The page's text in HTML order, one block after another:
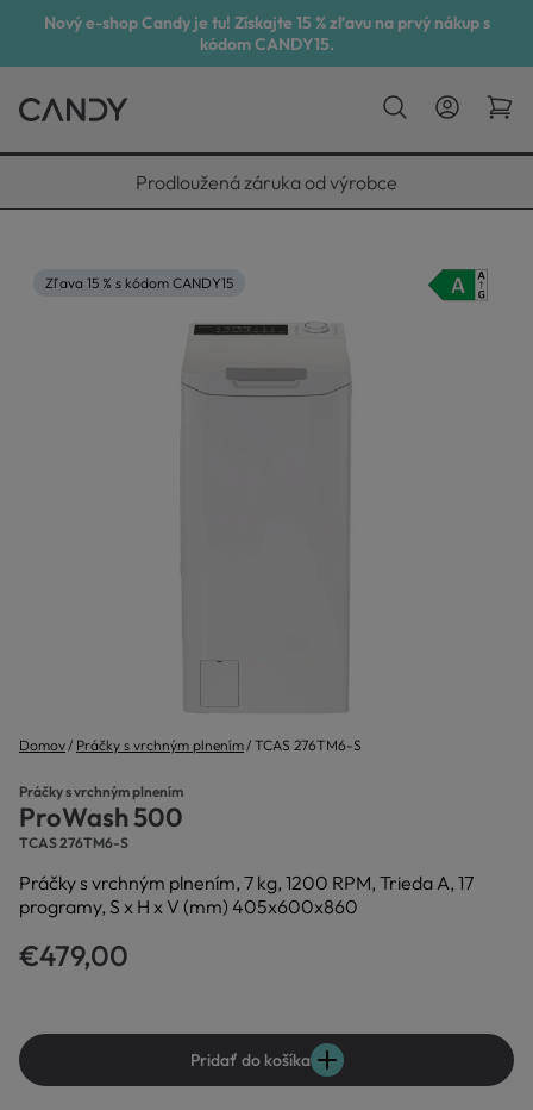
Nový e-shop Candy je tu! Získajte 15 % zľavu na prvý nákup s
kódom CANDY15.
Vyneseme, zapojíme, odvezeme
Zľava 15 % s kódom CANDY15
Domov Práčky s vrchným plnením TCAS 276TM6-S
Práčky s vrchným plnením
ProWash 500
TCAS 276TM6-S
Práčky s vrchným plnením, 7 kg, 1200 RPM, Trieda A, 17
programy, S x H x V (mm) 405x600x860
€479,00
Pridať do košíka